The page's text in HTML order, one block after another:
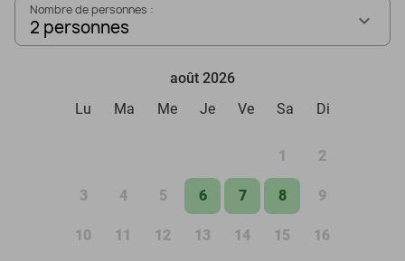
Nombre de personnes :
2 personnes
août 2026
Lu
Ma Me Je Ve Sa Di
1 2
3 4 5 6 7 8 9
10 11 12 13 14 15 16